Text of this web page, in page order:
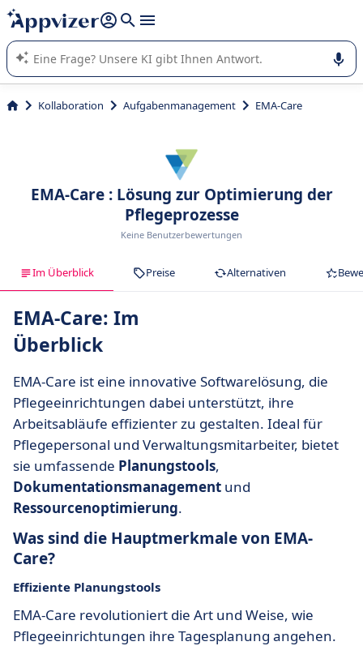
beantworten (mehrere Zeilen mit
Die KI von Appvizer führt Sie bei der Nutzung oder Auswahl
von SaaS-Software in Unternehmen.
Kollaboration Aufgabenmanagement EMA-Care
EMA-Care : Lösung zur Optimierung der
Pflegeprozesse
Keine Benutzerbewertungen
Im Überblick Preise Alternativen
EMA-Care: Im
Überblick
EMA-Care ist eine innovative Softwarelösung, die
Pflegeeinrichtungen dabei unterstützt, ihre
Arbeitsabläufe effizienter zu gestalten. Ideal für
Pflegepersonal und Verwaltungsmitarbeiter, bietet
sie umfassende Planungstools,
Dokumentationsmanagement und
Ressourcenoptimierung.
Was sind die Hauptmerkmale von EMA-
Care?
Effiziente Planungstools
EMA-Care revolutioniert die Art und Weise, wie
Pflegeeinrichtungen ihre Tagesplanung angehen.